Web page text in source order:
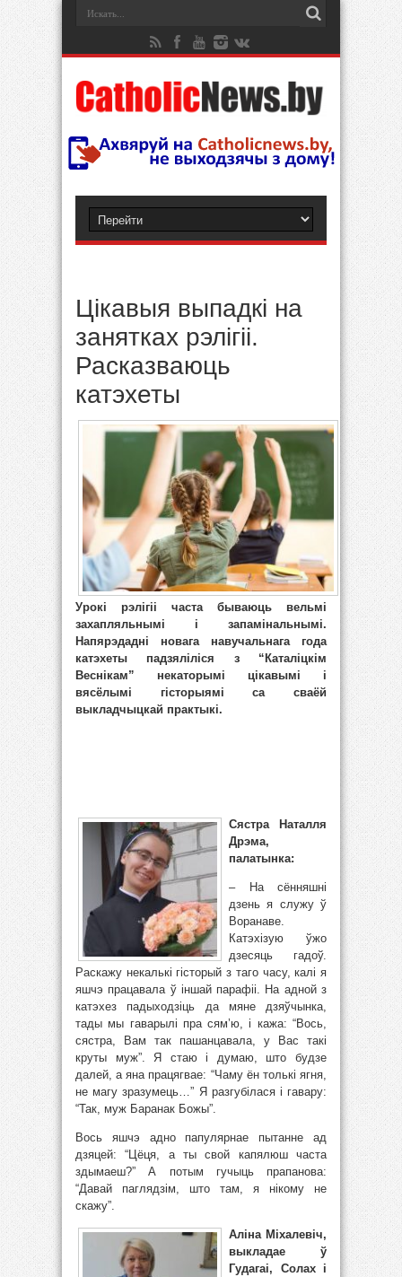
Цікавыя выпадкі на
занятках рэлігіі.
Расказваюць
катэхеты
Урокі рэлігіі часта бываюць вельмі
захапляльнымі і запамінальнымі.
Напярэдадні новага навучальнага года
катэхеты падзяліліся з “Каталіцкім
Веснікам” некаторымі цікавымі і
вясёлымі гісторыямі са сваёй
выкладчыцкай практыкі.
Сястра Наталля
Дрэма,
палатынка:
– На сённяшні
дзень я служу ў
Воранаве.
Катэхізую ўжо
дзесяць гадоў.
Раскажу некалькі гісторый з таго часу, калі я
яшчэ працавала ў іншай парафіі. На адной з
катэхез падыходзіць да мяне дзяўчынка,
тады мы гаварылі пра сям’ю, і кажа: “Вось,
сястра, Вам так пашанцавала, у Вас такі
круты муж”. Я стаю і думаю, што будзе
далей, а яна працягвае: “Чаму ён толькі ягня,
не магу зразумець…” Я разгубілася і гавару:
“Так, муж Баранак Божы”.
Вось яшчэ адно папулярнае пытанне ад
дзяцей: “Цёця, а ты свой капялюш часта
здымаеш?” А потым гучыць прапанова:
“Давай паглядзім, што там, я нікому не
скажу”.
Аліна Міхалевіч,
выкладае ў
Гудагаі, Солах і